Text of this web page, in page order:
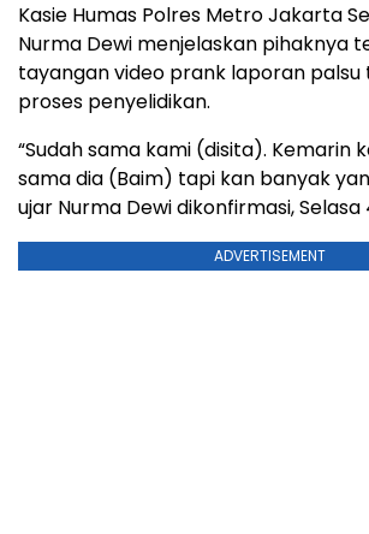
Kasie Humas Polres Metro Jakarta
Nurma Dewi menjelaskan pihaknya
tayangan video prank laporan
proses penyelidikan.
“Sudah sama kami (disita). Kemarin
sama dia (Baim) tapi kan banyak
ujar Nurma Dewi dikonfirmasi,
ADVERTISEMENT